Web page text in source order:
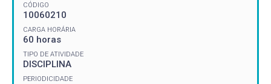
CÓDIGO
10060210
CARGA HORÁRIA
60 horas
TIPO DE ATIVIDADE
DISCIPLINA
PERIODICIDADE